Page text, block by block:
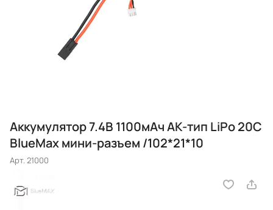
Аккумулятор 7.4В 1100мАч АК-тип LiPo 20С
BlueMax мини-разъем /102*21*10
Арт.21000